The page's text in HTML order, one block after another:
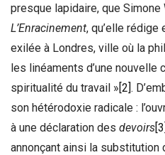
presque lapidaire, que
L’Enracinement, qu’elle rédige
exilée à Londres, ville où la
les linéaments d’une
spiritualité du travail »[2].
son hétérodoxie radicale :
à une déclaration des devoirs[3]
annonçant ainsi la substitution